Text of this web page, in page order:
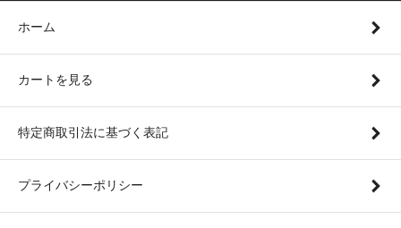
ホーム
カートを見る
特定商取引法に基づく表記
プライバシーポリシー